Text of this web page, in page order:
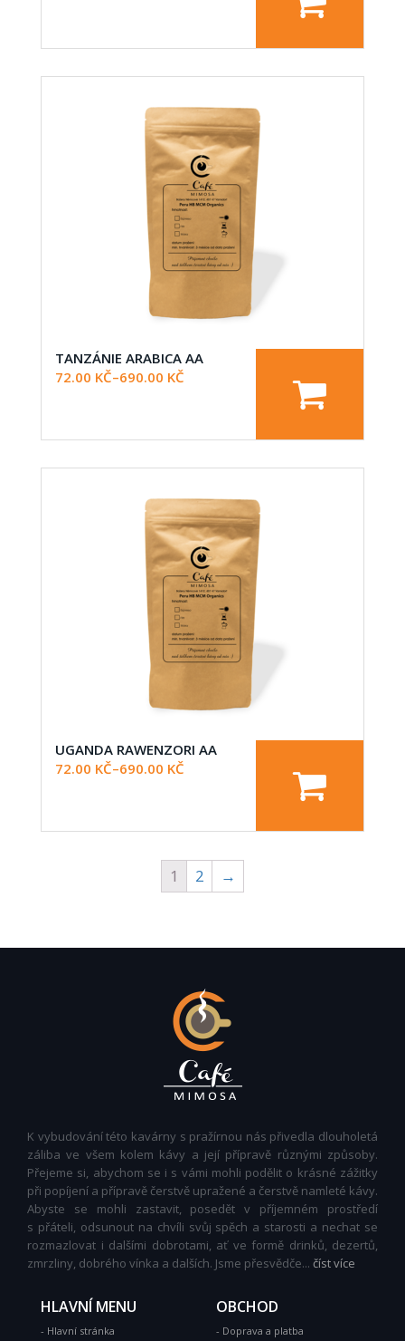
TANZÁNIE ARABICA AA
72.00 KČ–690.00 KČ
UGANDA RAWENZORI AA
72.00 KČ–690.00 KČ
1 2 →
K vybudování této kavárny s pražírnou nás přivedla dlouholetá
záliba ve všem kolem kávy a její přípravě různými způsoby.
Přejeme si, abychom se i s vámi mohli podělit o krásné zážitky
při popíjení a přípravě čerstvě upražené a čerstvě namleté kávy.
Abyste se mohli zastavit, posedět v příjemném prostředí
s přáteli, odsunout na chvíli svůj spěch a starosti a nechat se
rozmazlovat i dalšími dobrotami, ať ve formě drinků, dezertů,
zmrzliny, dobrého vínka a dalších. Jsme přesvědče... číst více
HLAVNÍ MENU
Hlavní stránka
OBCHOD
Doprava a platba